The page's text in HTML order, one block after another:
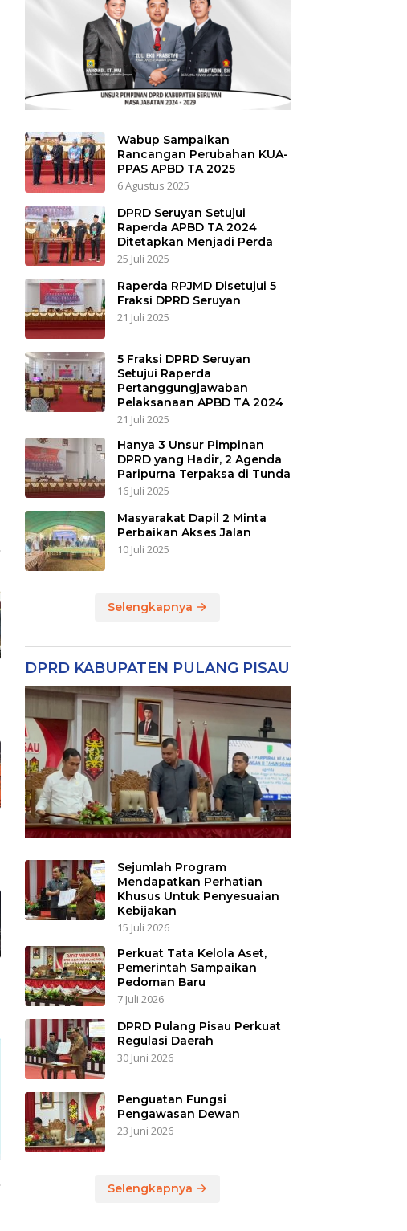
Wabup Sampaikan
Rancangan Perubahan KUA-
PPAS APBD TA 2025
6 Agustus 2025
DPRD Seruyan Setujui
Raperda APBD TA 2024
Ditetapkan Menjadi Perda
25 Juli 2025
Raperda RPJMD Disetujui 5
Fraksi DPRD Seruyan
21 Juli 2025
5 Fraksi DPRD Seruyan
Setujui Raperda
Pertanggungjawaban
Pelaksanaan APBD TA 2024
21 Juli 2025
Hanya 3 Unsur Pimpinan
DPRD yang Hadir, 2 Agenda
Paripurna Terpaksa di Tunda
16 Juli 2025
Masyarakat Dapil 2 Minta
Perbaikan Akses Jalan
10 Juli 2025
Selengkapnya
DPRD KABUPATEN PULANG PISAU
Sejumlah Program
Mendapatkan Perhatian
Khusus Untuk Penyesuaian
Kebijakan
15 Juli 2026
Perkuat Tata Kelola Aset,
Pemerintah Sampaikan
Pedoman Baru
7 Juli 2026
DPRD Pulang Pisau Perkuat
Regulasi Daerah
30 Juni 2026
Penguatan Fungsi
Pengawasan Dewan
23 Juni 2026
Selengkapnya